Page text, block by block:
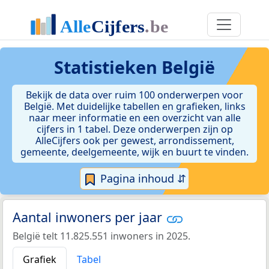
Statistieken België
Bekijk de data over ruim 100 onderwerpen voor
België. Met duidelijke tabellen en grafieken, links
naar meer informatie en een overzicht van alle
cijfers in 1 tabel. Deze onderwerpen zijn op
AlleCijfers ook per gewest, arrondissement,
gemeente, deelgemeente, wijk en buurt te vinden.
Pagina inhoud ⇵
Aantal inwoners per jaar
België telt 11.825.551 inwoners in 2025.
Grafiek
Tabel